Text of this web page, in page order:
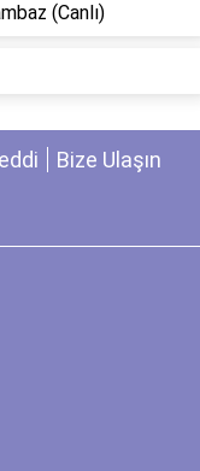
(Canlı)
Bize Ulaşın